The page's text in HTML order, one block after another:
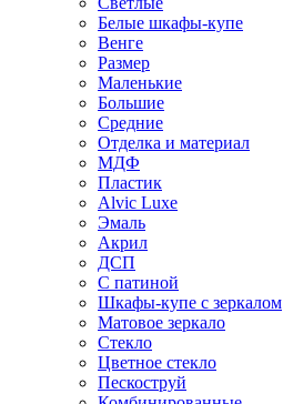
Белые шкафы-купе
Венге
Размер
Маленькие
Большие
Средние
Отделка и материал
МДФ
Пластик
Alvic Luxe
Эмаль
Акрил
ДСП
С патиной
Шкафы-купе с зеркалом
Матовое зеркало
Стекло
Цветное стекло
Пескоструй